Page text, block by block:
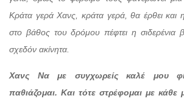
Κράτα γερά Χανς, κράτα γερά, θα έρθει
στο βάθος του δρόμου πέφτει η σιδερένια
σχεδόν ακίνητα.
Χανς Να με συγχωρείς καλέ μου
παθιάζομαι. Και τότε στρέφομαι με